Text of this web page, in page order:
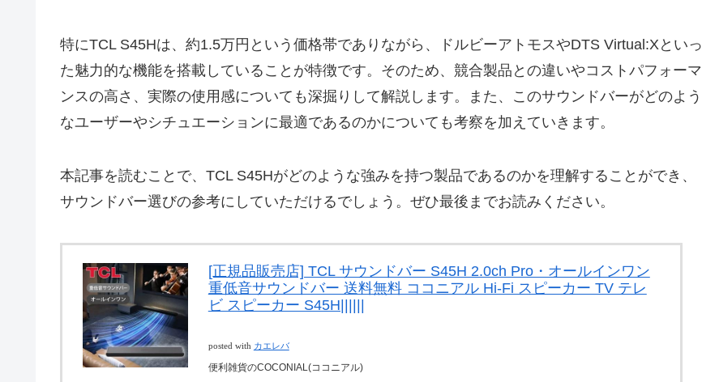
特にTCL S45Hは、約1.5万円という価格帯でありながら、ドルビーアトモスやDTS Virtual:Xといっ
た魅力的な機能を搭載していることが特徴です。そのため、競合製品との違いやコストパフォーマ
ンスの高さ、実際の使用感についても深掘りして解説します。また、このサウンドバーがどのよう
なユーザーやシチュエーションに最適であるのかについても考察を加えていきます。
本記事を読むことで、TCL S45Hがどのような強みを持つ製品であるのかを理解することができ、
サウンドバー選びの参考にしていただけるでしょう。ぜひ最後までお読みください。
[正規品販売店] TCL サウンドバー S45H 2.0ch Pro・オールインワン
重低音サウンドバー 送料無料 ココニアル Hi-Fi スピーカー TV テレ
ビ スピーカー S45H||||||
posted with カエレバ
便利雑貨のCOCONIAL(ココニアル)